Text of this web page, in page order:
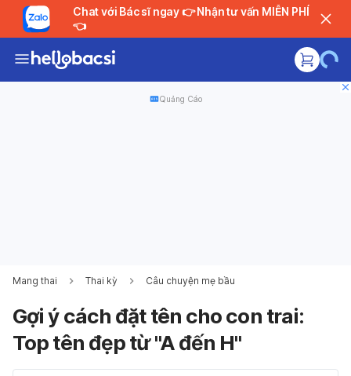
Chat với Bác sĩ ngay 👉 Nhận tư vấn MIỄN PHÍ
👈
Quảng Cáo
Mang thai Thai kỳ Câu chuyện mẹ bầu
Gợi ý cách đặt tên cho con trai:
Top tên đẹp từ "A đến H"